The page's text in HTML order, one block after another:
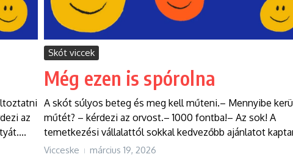
az
Skót viccek
Még ezen is spórolna
A skót súlyos beteg és meg kell műteni.– Mennyibe
műtét? – kérdezi az orvost.– 1000 fontba!– Az sok! A
temetkezési vállalattól sokkal kedvezőbb ajánlatot
Vicceske március 19, 2026